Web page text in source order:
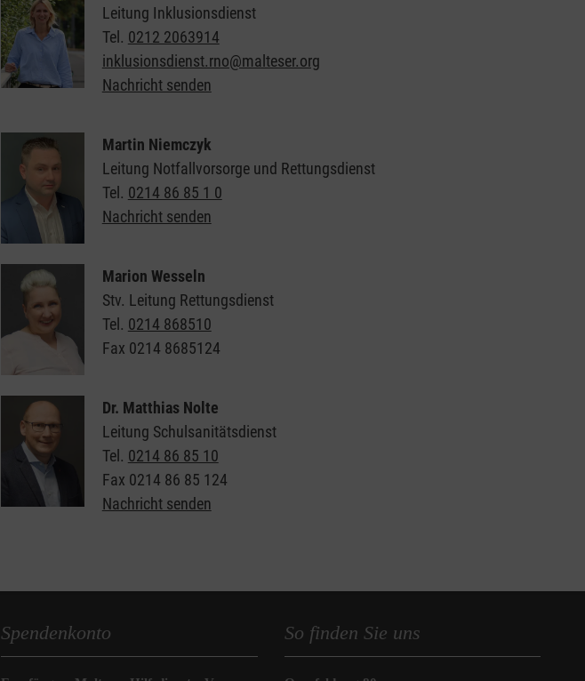
Leitung Inklusionsdienst
Tel. 0212 2063914
inklusionsdienst.rno@malteser.org
Nachricht senden
Martin Niemczyk
Leitung Notfallvorsorge und Rettungsdienst
Tel. 0214 86 85 1 0
Nachricht senden
Marion Wesseln
Stv. Leitung Rettungsdienst
Tel. 0214 868510
Fax 0214 8685124
Dr. Matthias Nolte
Leitung Schulsanitätsdienst
Tel. 0214 86 85 10
Fax 0214 86 85 124
Nachricht senden
Spendenkonto So finden Sie uns